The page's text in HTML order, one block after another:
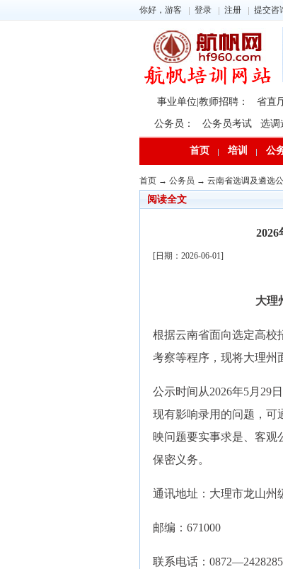
你好，游客 登录 注册 提交咨
事业单位|教师招聘： 省直
公务员： 公务员考试 选调
首页 培训 公
首页 → 公务员 → 云南省选调及遴选
阅读全文
[日期：2026-06-01]
大理
根据云南省面向选定高校
考察等程序，现将大理州
公示时间从2026年5月29
现有影响录用的问题，可
映问题要实事求是、客观
保密义务。
通讯地址：大理市龙山州
邮编：671000
联系电话：0872—2428285